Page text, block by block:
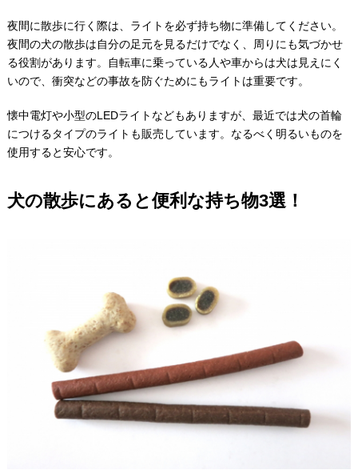
夜間に散歩に行く際は、ライトを必ず持ち物に準備してください。
夜間の犬の散歩は自分の足元を見るだけでなく、周りにも気づかせ
る役割があります。自転車に乗っている人や車からは犬は見えにく
いので、衝突などの事故を防ぐためにもライトは重要です。
懐中電灯や小型のLEDライトなどもありますが、最近では犬の首輪
につけるタイプのライトも販売しています。なるべく明るいものを
使用すると安心です。
犬の散歩にあると便利な持ち物3選！